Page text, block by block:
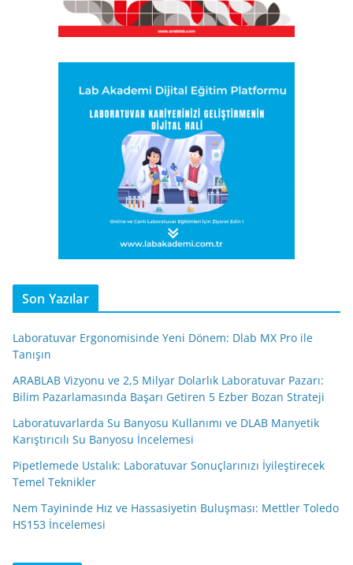
Son Yazılar
Laboratuvar Ergonomisinde Yeni Dönem: Dlab MX Pro ile
Tanışın
ARABLAB Vizyonu ve 2,5 Milyar Dolarlık Laboratuvar Pazarı:
Bilim Pazarlamasında Başarı Getiren 5 Ezber Bozan Strateji
Laboratuvarlarda Su Banyosu Kullanımı ve DLAB Manyetik
Karıştırıcılı Su Banyosu İncelemesi
Pipetlemede Ustalık: Laboratuvar Sonuçlarınızı İyileştirecek
Temel Teknikler
Nem Tayininde Hız ve Hassasiyetin Buluşması: Mettler Toledo
HS153 İncelemesi